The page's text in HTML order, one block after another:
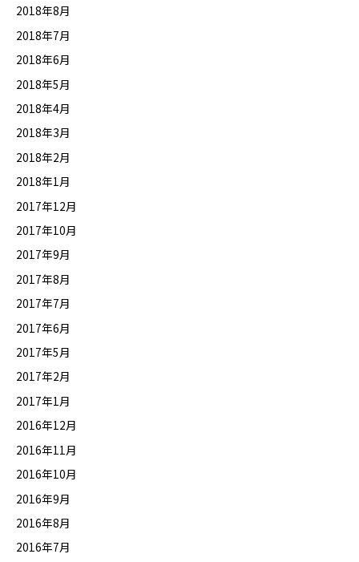
2018年8月
2018年7月
2018年6月
2018年5月
2018年4月
2018年3月
2018年2月
2018年1月
2017年12月
2017年10月
2017年9月
2017年8月
2017年7月
2017年6月
2017年5月
2017年2月
2017年1月
2016年12月
2016年11月
2016年10月
2016年9月
2016年8月
2016年7月